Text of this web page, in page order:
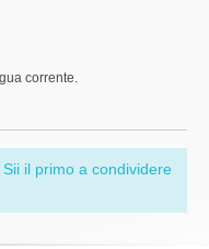
corrente.
il primo a condividere